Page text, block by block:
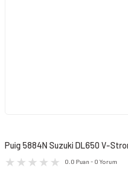
Puig 5884N Suzuki DL650 V-
0.0 Puan - 0 Yorum